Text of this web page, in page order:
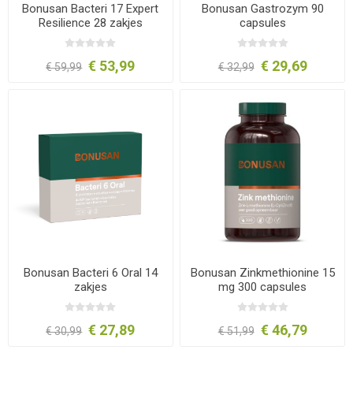
Bonusan Bacteri 17 Expert
Resilience 28 zakjes
€ 59,99 € 53,99
Bonusan Gastrozym 90
capsules
€ 32,99 € 29,69
Bonusan Bacteri 6 Oral 14
zakjes
€ 30,99 € 27,89
Bonusan Zinkmethionine 15
mg 300 capsules
€ 51,99 € 46,79